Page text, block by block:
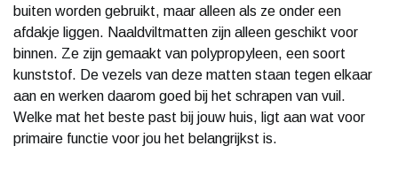
buiten worden gebruikt, maar alleen als ze onder een
afdakje liggen. Naaldviltmatten zijn alleen geschikt voor
binnen. Ze zijn gemaakt van polypropyleen, een soort
kunststof. De vezels van deze matten staan tegen elkaar
aan en werken daarom goed bij het schrapen van vuil.
Welke mat het beste past bij jouw huis, ligt aan wat voor
primaire functie voor jou het belangrijkst is.